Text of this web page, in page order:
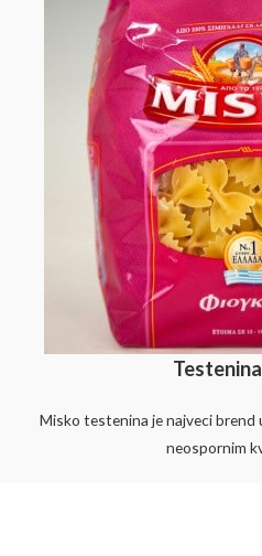
Misko testenina je najveci
neospornim